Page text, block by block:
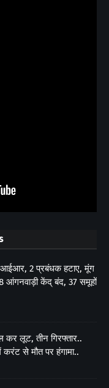
2 प्रबंधक हटाए, मूंग
आंगनवाड़ी केंद् बंद, 37 समूहों
कर लूट, तीन गिरफ्तार..
करंट से मौत पर हंगामा..